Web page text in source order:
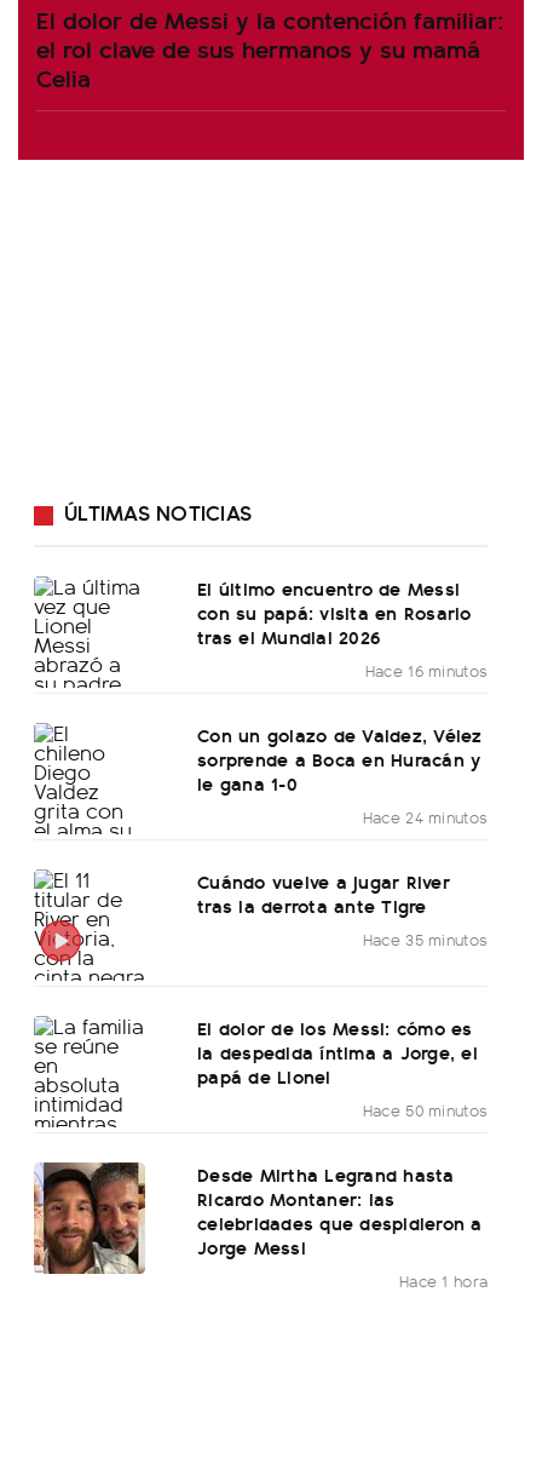
El dolor de Messi y la contención familiar:
el rol clave de sus hermanos y su mamá
Celia
ÚLTIMAS NOTICIAS
El último encuentro de Messi
con su papá: visita en Rosario
tras el Mundial 2026
Hace 16 minutos
Con un golazo de Valdez, Vélez
sorprende a Boca en Huracán y
le gana 1-0
Hace 24 minutos
Cuándo vuelve a jugar River
tras la derrota ante Tigre
Hace 35 minutos
El dolor de los Messi: cómo es
la despedida íntima a Jorge, el
papá de Lionel
Hace 50 minutos
Desde Mirtha Legrand hasta
Ricardo Montaner: las
celebridades que despidieron a
Jorge Messi
Hace 1 hora